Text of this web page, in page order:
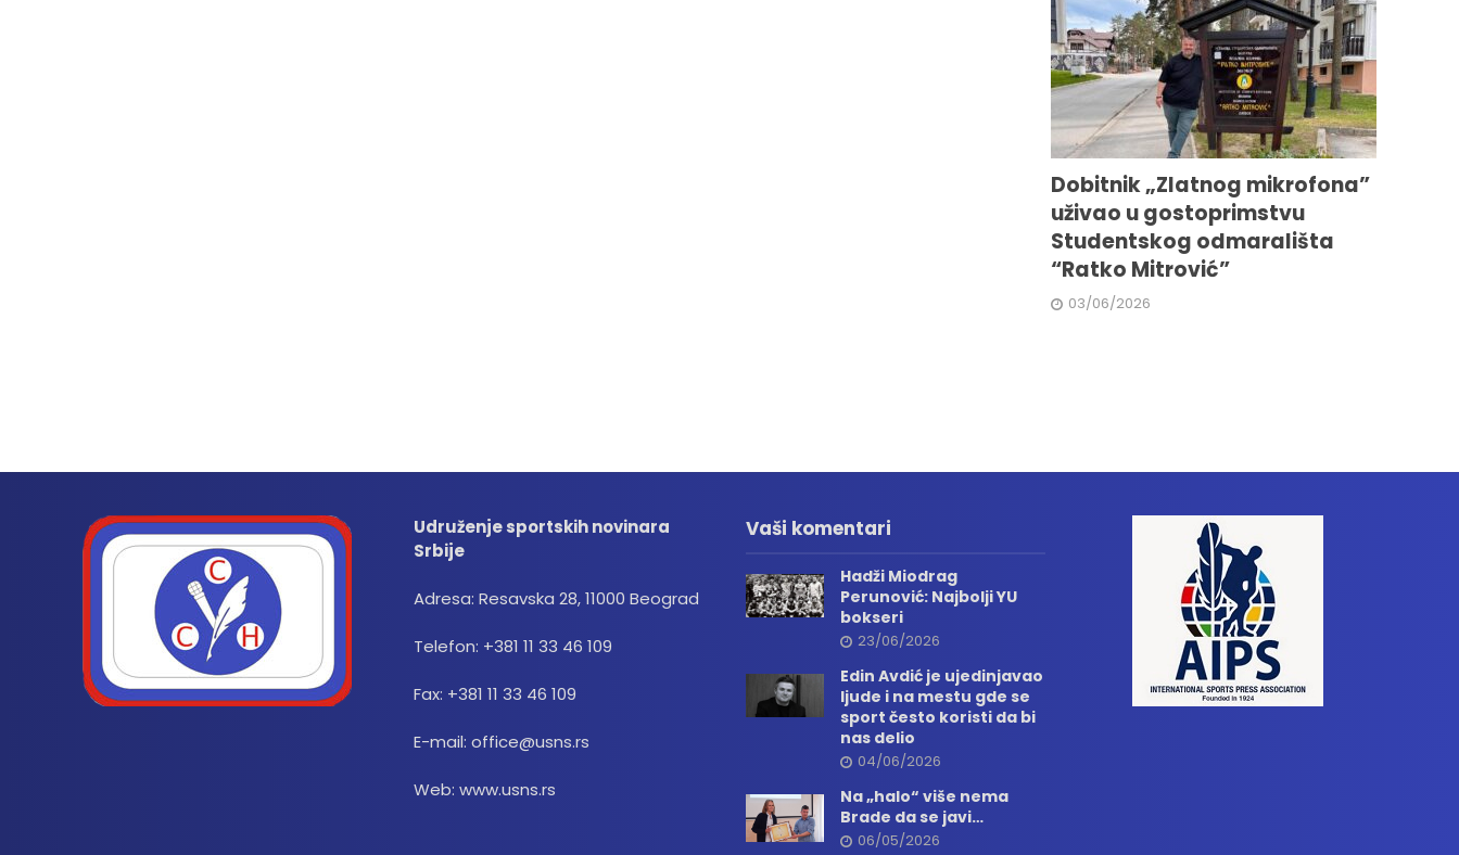
Dobitnik „Zlatnog mikrofona”
uživao u gostoprimstvu
Studentskog odmarališta
“Ratko Mitrović”
03/06/2026
Udruženje sportskih novinara
Srbije
Adresa: Resavska 28, 11000 Beograd
Telefon: +381 11 33 46 109
Fax: +381 11 33 46 109
E-mail: office@usns.rs
Web: www.usns.rs
Vaši komentari
Hadži Miodrag
Perunović: Najbolji YU
bokseri
23/06/2026
Edin Avdić je ujedinjavao
ljude i na mestu gde se
sport često koristi da bi
nas delio
04/06/2026
Na „halo“ više nema
Brade da se javi…
06/05/2026